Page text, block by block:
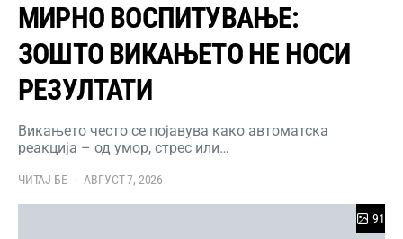
МИРНО ВОСПИТУВАЊЕ:
ЗОШТО ВИКАЊЕТО НЕ НОСИ
РЕЗУЛТАТИ
Викањето често се појавува како автоматска
реакција – од умор, стрес или…
ЧИТАЈ БЕ АВГУСТ 7, 2026
91